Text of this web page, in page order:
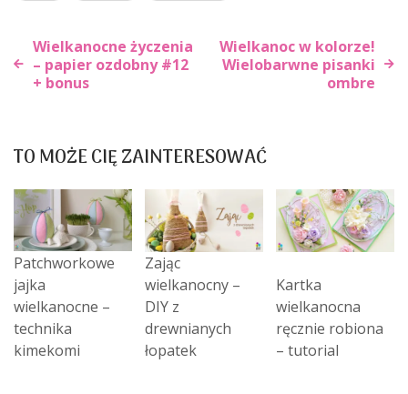
Nawigacja
Wielkanocne życzenia
– papier ozdobny #12
+ bonus
Wielkanoc w kolorze!
Wielobarwne pisanki
ombre
TO MOŻE CIĘ ZAINTERESOWAĆ
Patchworkowe
jajka
wielkanocne –
technika
kimekomi
Zając
wielkanocny –
DIY z
drewnianych
łopatek
Kartka
wielkanocna
ręcznie robiona
– tutorial